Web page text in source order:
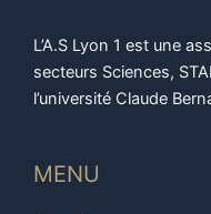
L’A.S Lyon 1 est une
secteurs Sciences,
l’université Claude
MENU